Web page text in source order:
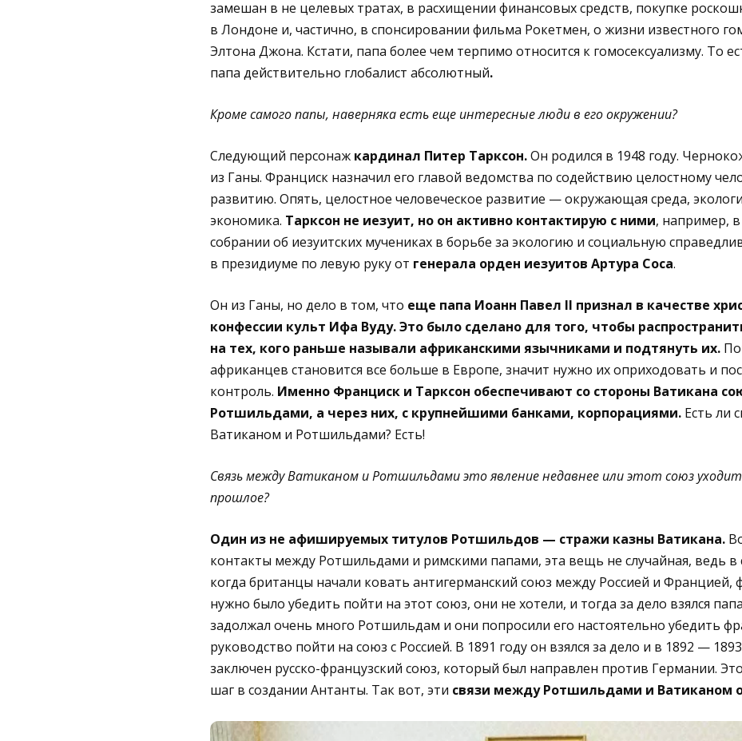
замешан в не целевых тратах, в расхищении финансовых средств, покупке
в Лондоне и, частично, в спонсировании фильма Рокетмен, о жизни известного
Элтона Джона. Кстати, папа более чем терпимо относится к гомосексуализму. То
папа действительно глобалист абсолютный.
Кроме самого папы, наверняка есть еще интересные люди в его окружении?
Следующий персонаж кардинал Питер Тарксон.Он родился в 1948 году.
из Ганы. Франциск назначил его главой ведомства по содействию целостному
развитию. Опять, целостное человеческое развитие — окружающая среда,
экономика. Тарксон не иезуит, но он активно контактирую с ними, например, в
собрании об иезуитских мучениках в борьбе за экологию и социальную
в президиуме по левую руку от генерала орден иезуитов Артура Соса.
Он из Ганы, но дело в том, что еще папа Иоанн Павел II признал в качестве
конфессии культ Ифа Вуду. Это было сделано для того, чтобы
на тех, кого раньше называли африканскими язычниками и подтянуть их.
африканцев становится все больше в Европе, значит нужно их оприходовать и
контроль. Именно Франциск и Тарксон обеспечивают со стороны Ватикана
Ротшильдами, а через них, с крупнейшими банками, корпорациями.Есть ли
Ватиканом и Ротшильдами? Есть!
Связь между Ватиканом и Ротшильдами это явление недавнее или этот союз уходит
прошлое?
Один из не афишируемых титулов Ротшильдов — стражи казны Ватикана.
контакты между Ротшильдами и римскими папами, эта вещь не случайная, ведь в
когда британцы начали ковать антигерманский союз между Россией и Францией,
нужно было убедить пойти на этот союз, они не хотели, и тогда за дело взялся
задолжал очень много Ротшильдам и они попросили его настоятельно убедить
руководство пойти на союз с Россией. В 1891 году он взялся за дело и в 1892 —
заключен русско-французский союз, который был направлен против Германии.
шаг в создании Антанты. Так вот, эти связи между Ротшильдами и Ватиканом